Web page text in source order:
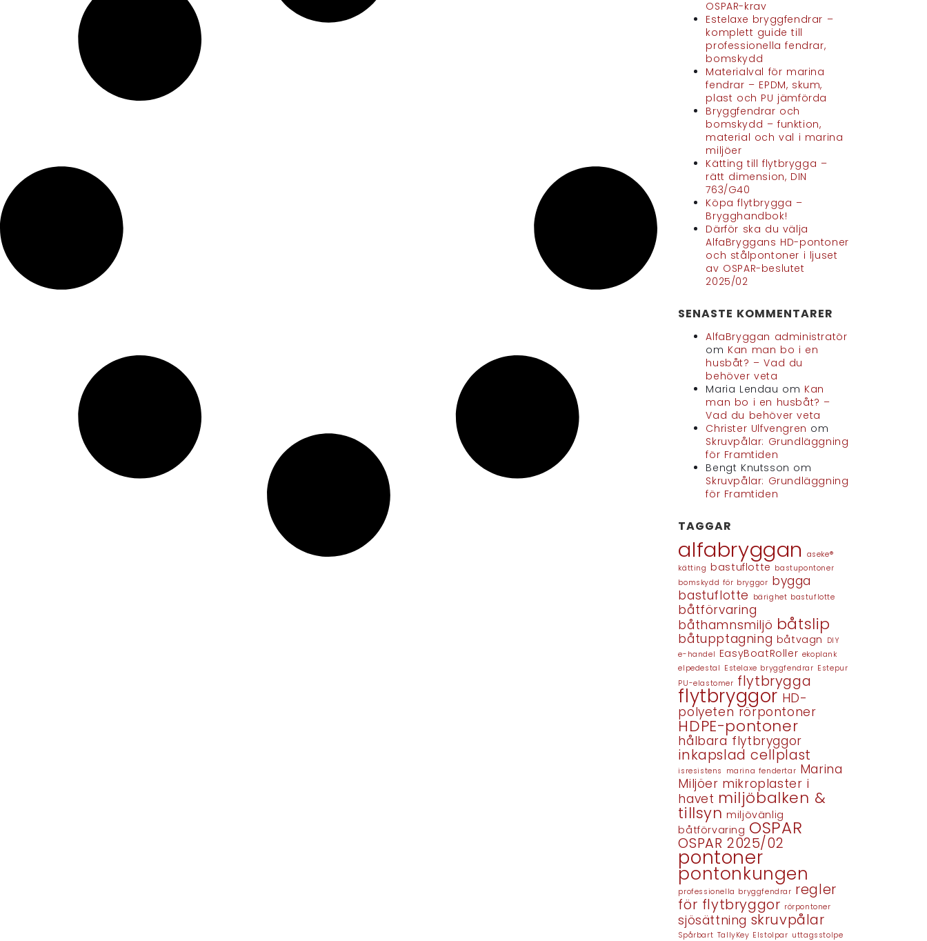
OSPAR-krav
Estelaxe bryggfendrar –
komplett guide till
professionella fendrar,
bomskydd
Materialval för marina
fendrar – EPDM, skum,
plast och PU jämförda
Bryggfendrar och
bomskydd – funktion,
material och val i marina
miljöer
Kätting till flytbrygga –
rätt dimension, DIN
763/G40
Köpa flytbrygga –
Brygghandbok!
Därför ska du välja
AlfaBryggans HD-pontoner
och stålpontoner i ljuset
av OSPAR-beslutet
2025/02
SENASTE KOMMENTARER
AlfaBryggan administratör
om Kan man bo i en
husbåt? – Vad du
behöver veta
Maria Lendau om Kan
man bo i en husbåt? –
Vad du behöver veta
Christer Ulfvengren om
Skruvpålar: Grundläggning
för Framtiden
Bengt Knutsson om
Skruvpålar: Grundläggning
för Framtiden
TAGGAR
alfabryggan aseke®
kätting bastuflotte bastupontoner
bomskydd för bryggor bygga
bastuflotte bärighet bastuflotte
båtförvaring
båthamnsmiljö båtslip
båtupptagning båtvagn DIY
e-handel EasyBoatRoller ekoplank
elpedestal Estelaxe bryggfendrar Estepur
PU-elastomer flytbrygga
flytbryggor HD-
polyeten rörpontoner
HDPE-pontoner
hålbara flytbryggor
inkapslad cellplast
isresistens marina fendertar Marina
Miljöer mikroplaster i
havet miljöbalken &
tillsyn miljövänlig
båtförvaring OSPAR
OSPAR 2025/02
pontoner
pontonkungen
professionella bryggfendrar regler
för flytbryggor rörpontoner
sjösättning skruvpålar
Spårbart TallyKey Elstolpar uttagsstolpe